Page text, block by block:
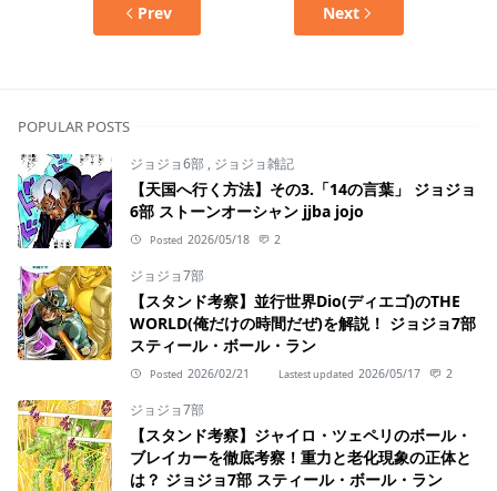
Prev Next
POPULAR POSTS
ジョジョ6部 , ジョジョ雑記
【天国へ行く方法】その3.「14の言葉」 ジョジョ
6部 ストーンオーシャン jjba jojo
Posted 2026/05/18 2
ジョジョ7部
【スタンド考察】並行世界Dio(ディエゴ)のTHE
WORLD(俺だけの時間だぜ)を解説！ ジョジョ7部
スティール・ボール・ラン
Posted 2026/02/21 Lastest updated 2026/05/17 2
ジョジョ7部
【スタンド考察】ジャイロ・ツェペリのボール・
ブレイカーを徹底考察！重力と老化現象の正体と
は？ ジョジョ7部 スティール・ボール・ラン